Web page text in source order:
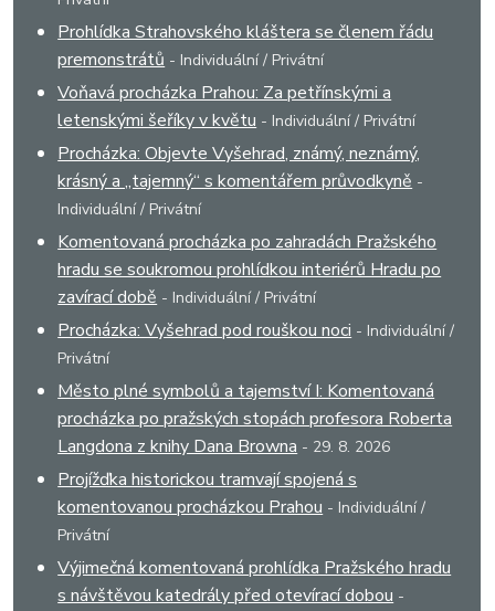
Prohlídka Strahovského kláštera se členem řádu
premonstrátů - Individuální / Privátní
Voňavá procházka Prahou: Za petřínskými a
letenskými šeříky v květu - Individuální / Privátní
Procházka: Objevte Vyšehrad, známý, neznámý,
krásný a „tajemný“ s komentářem průvodkyně -
Individuální / Privátní
Komentovaná procházka po zahradách Pražského
hradu se soukromou prohlídkou interiérů Hradu po
zavírací době - Individuální / Privátní
Procházka: Vyšehrad pod rouškou noci - Individuální /
Privátní
Město plné symbolů a tajemství I: Komentovaná
procházka po pražských stopách profesora Roberta
Langdona z knihy Dana Browna - 29. 8. 2026
Projížďka historickou tramvají spojená s
komentovanou procházkou Prahou - Individuální /
Privátní
Výjimečná komentovaná prohlídka Pražského hradu
s návštěvou katedrály před otevírací dobou -